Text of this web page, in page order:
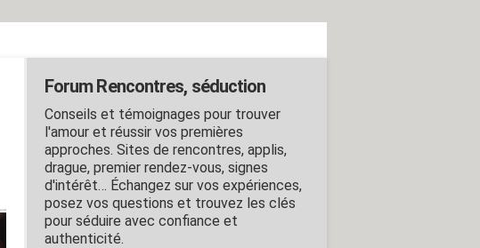
Forum Rencontres, séduction
Conseils et témoignages pour trouver
l'amour et réussir vos premières
approches. Sites de rencontres, applis,
drague, premier rendez-vous, signes
d'intérêt… Échangez sur vos expériences,
posez vos questions et trouvez les clés
pour séduire avec confiance et
authenticité.